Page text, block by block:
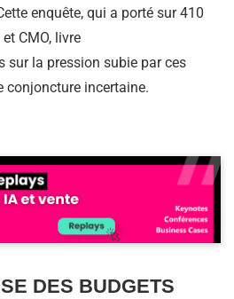
enquête, qui a porté sur 410
CMO, livre
sur la pression subie par ces
conjoncture incertaine.
DES BUDGETS